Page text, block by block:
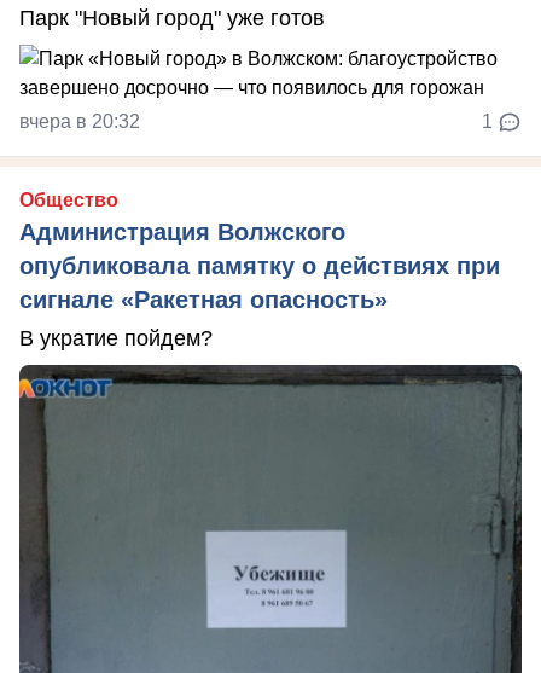
Парк "Новый город" уже готов
вчера в 20:32 1
Общество
Администрация Волжского
опубликовала памятку о действиях при
сигнале «Ракетная опасность»
В укратие пойдем?